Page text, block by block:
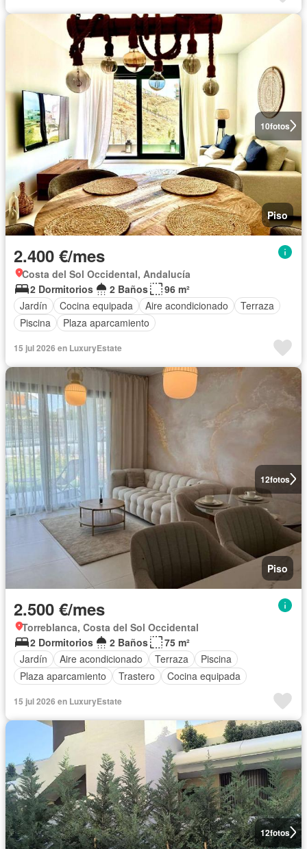
10fotos
Piso
2.400 €/mes
Costa del Sol Occidental, Andalucía
2 Dormitorios
2 Baños
96 m²
Jardín
Cocina equipada Aire acondicionado
Terraza
Piscina
Plaza aparcamiento
15 jul 2026 en LuxuryEstate
12fotos
Piso
2.500 €/mes
Torreblanca, Costa del Sol Occidental
2 Dormitorios
2 Baños
75 m²
Jardín
Aire acondicionado Terraza
Piscina
Plaza aparcamiento
Trastero Cocina equipada
15 jul 2026 en LuxuryEstate
12fotos